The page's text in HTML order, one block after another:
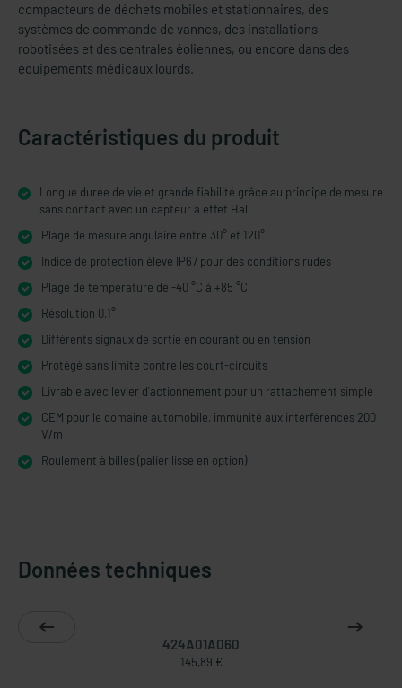
compacteurs de déchets mobiles et stationnaires, des
systèmes de commande de vannes, des installations
robotisées et des centrales éoliennes, ou encore dans des
équipements médicaux lourds.
Caractéristiques du produit
Longue durée de vie et grande fiabilité grâce au principe de mesure
sans contact avec un capteur à effet Hall
Plage de mesure angulaire entre 30° et 120°
Indice de protection élevé IP67 pour des conditions rudes
Plage de température de -40 °C à +85 °C
Résolution 0,1°
Différents signaux de sortie en courant ou en tension
Protégé sans limite contre les court-circuits
Livrable avec levier d'actionnement pour un rattachement simple
CEM pour le domaine automobile, immunité aux interférences 200
V/m
Roulement à billes (palier lisse en option)
Données techniques
424A01A060
145,89 €